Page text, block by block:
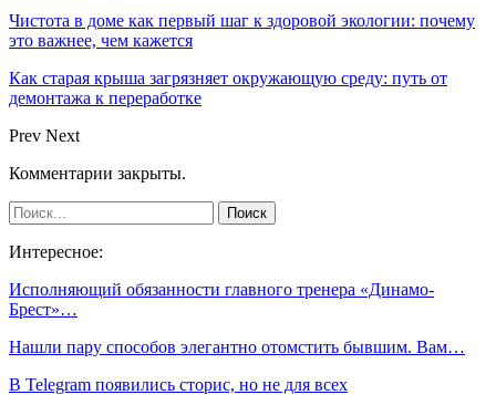
Чистота в доме как первый шаг к здоровой экологии: почему
это важнее, чем кажется
Как старая крыша загрязняет окружающую среду: путь от
демонтажа к переработке
Prev Next
Комментарии закрыты.
Интересное:
Исполняющий обязанности главного тренера «Динамо-
Брест»…
Нашли пару способов элегантно отомстить бывшим. Вам…
В Telegram появились сторис, но не для всех